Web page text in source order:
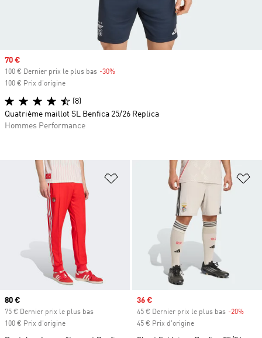
Ajouter à la Liste de produits
Prix actuel
80 €
75 € Dernier prix le plus bas
100 € Prix d'origine
Prix soldé
36 €
45 € Dernier prix le plus bas -20%
45 € Prix d'origine
Prix soldé
70 €
100 € Dernier prix le plus bas -30%
100 € Prix d'origine
(8)
Quatrième maillot SL Benfica 25/26 Replica
Hommes Performance